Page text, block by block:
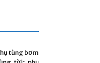
tùng bơm